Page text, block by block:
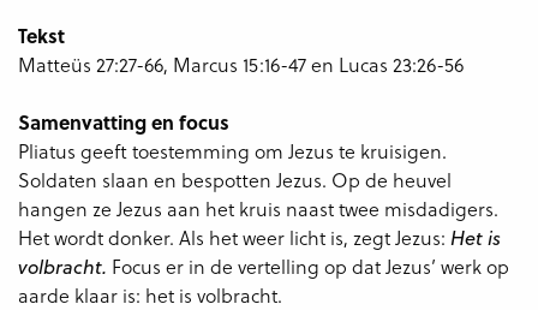
Tekst
Matteüs 27:27-66, Marcus 15:16-47 en Lucas 23:26-56
Samenvatting en focus
Pliatus geeft toestemming om Jezus te kruisigen.
Soldaten slaan en bespotten Jezus. Op de heuvel
hangen ze Jezus aan het kruis naast twee misdadigers.
Het wordt donker. Als het weer licht is, zegt Jezus: Het is
volbracht. Focus er in de vertelling op dat Jezus’ werk op
aarde klaar is: het is volbracht.